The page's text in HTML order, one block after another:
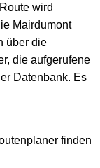
wird
Mairdumont
über die
die aufgerufene
Datenbank. Es
finden